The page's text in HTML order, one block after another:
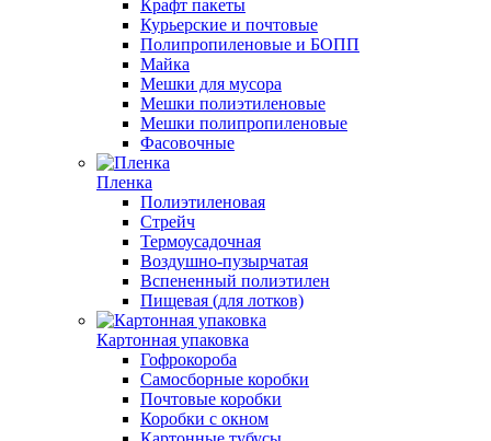
Крафт пакеты
Курьерские и почтовые
Полипропиленовые и БОПП
Майка
Мешки для мусора
Мешки полиэтиленовые
Мешки полипропиленовые
Фасовочные
Пленка
Полиэтиленовая
Стрейч
Термоусадочная
Воздушно-пузырчатая
Вспененный полиэтилен
Пищевая (для лотков)
Картонная упаковка
Гофрокороба
Самосборные коробки
Почтовые коробки
Коробки с окном